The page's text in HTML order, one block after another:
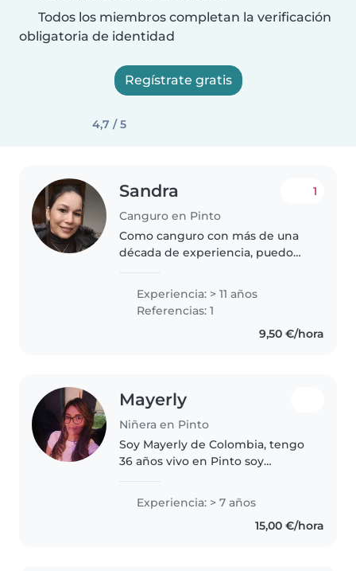
Todos los miembros completan la verificación
obligatoria de identidad
Regístrate gratis
4,7 / 5
Sandra
Canguro en Pinto
1
Como canguro con más de una
década de experiencia, puedo
confiable y dedicado. Soy una
persona responsable, paciente y
creativa que disfruta de
Experiencia: > 11 años
Referencias: 1
9,50 €/hora
Mayerly
Niñera en Pinto
Soy Mayerly de Colombia, tengo
36 años vivo en Pinto soy
animales, soy divertida y me
encanta trabajar y tengo una hija
Experiencia: > 7 años
15,00 €/hora